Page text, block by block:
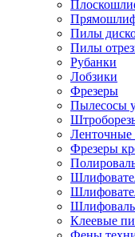
Пилы
Пилы
Рубанки
Лобзики
Фрезеры
Пылесосы
Фрезеры
Клеевые